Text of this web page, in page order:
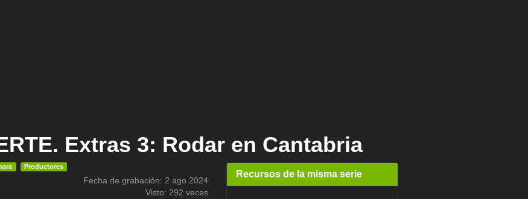
Extras 3: Rodar en Cantabria
Productores
Fecha de grabación: 2 ago 2024
Visto: 292 veces
Recursos de la misma serie